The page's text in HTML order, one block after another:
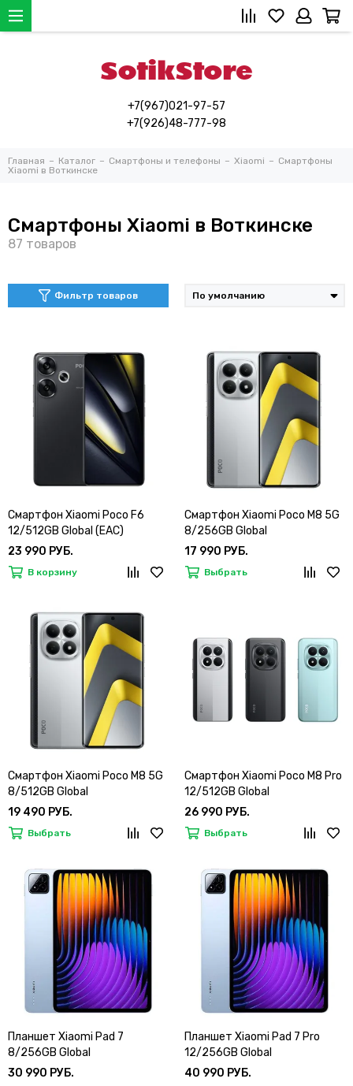
+7(967)021-97-57
+7(926)48-777-98
Главная Каталог Смартфоны и телефоны Xiaomi
Смартфоны
Xiaomi в Воткинске
Смартфоны Xiaomi в Воткинске
Фильтр товаров
Смартфон Xiaomi Poco F6
12/512GB Global (EAC)
23 990 РУБ.
В корзину
Смартфон Xiaomi Poco M8 5G
8/256GB Global
17 990 РУБ.
Выбрать
Смартфон Xiaomi Poco M8 5G
8/512GB Global
19 490 РУБ.
Выбрать
Смартфон Xiaomi Poco M8 Pro
12/512GB Global
26 990 РУБ.
Выбрать
Планшет Xiaomi Pad 7
8/256GB Global
30 990 РУБ.
Планшет Xiaomi Pad 7 Pro
12/256GB Global
40 990 РУБ.